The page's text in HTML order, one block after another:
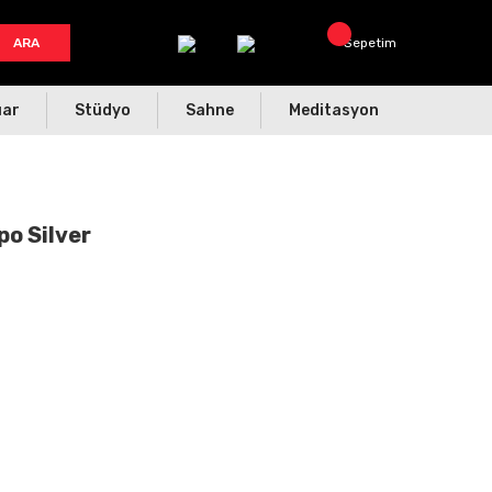
ARA Sepetim
Stüdyo Sahne Meditasyon
Silver